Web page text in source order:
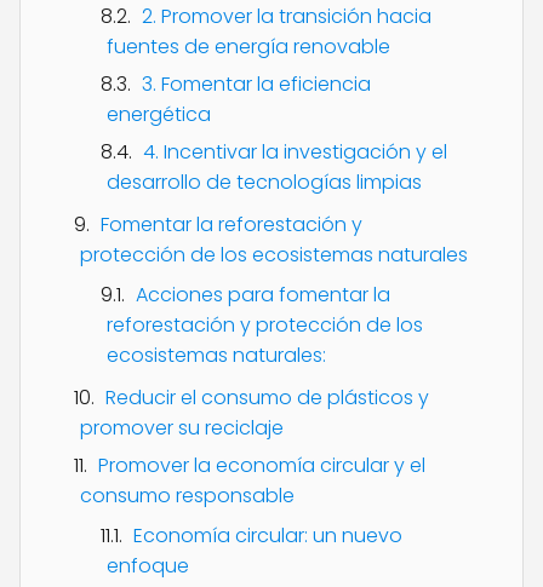
2. Promover la transición hacia
fuentes de energía renovable
3. Fomentar la eficiencia
energética
4. Incentivar la investigación y el
desarrollo de tecnologías limpias
Fomentar la reforestación y
protección de los ecosistemas naturales
Acciones para fomentar la
reforestación y protección de los
ecosistemas naturales:
Reducir el consumo de plásticos y
promover su reciclaje
Promover la economía circular y el
consumo responsable
Economía circular: un nuevo
enfoque